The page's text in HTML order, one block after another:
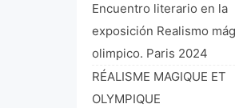
Encuentro literario en la
exposición Realismo
olimpico. Paris 2024
RÉALISME MAGIQUE ET
OLYMPIQUE